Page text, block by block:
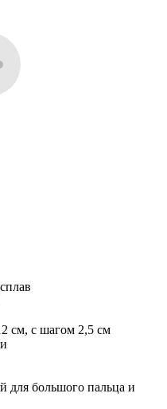
см, с шагом 2,5 см
для большого пальца и